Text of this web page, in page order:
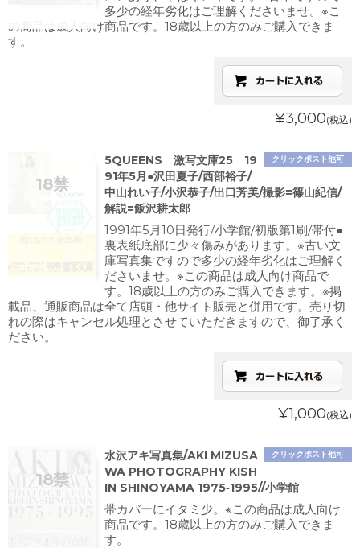
多少の経年劣化はご理解くださいませ。※こ
の商品は成人向け商品です。18歳以上の方のみご購入できま
す。
¥3,000(税込)
クリックポスト他可
5QUEENS 激写文庫25 19
91年5月●沢田夏子/西部裕子/
中山れい子/小沢恭子/出口芳美/撮影=篠山紀信/
解説=飯沢耕太郎
1991年5月10日発行/小学館/初版第1刷/帯付●
裏表紙底部に少々傷みがあります。※古い文
庫写真集ですので多少の経年劣化はご理解く
ださいませ。※この商品は成人向け商品で
す。18歳以上の方のみご購入できます。※掲
載品、通販商品は全て店頭・他サイト販売と併用です。売り切
れの際はキャンセル処理とさせていただきますので、御了承く
ださい。
¥1,000(税込)
クリックポスト他可
水沢アキ写真集/AKI MIZUSA
WA PHOTOGRAPHY KISH
IN SHINOYAMA 1975‐1995//小学館
帯カバーにイタミ少。※この商品は成人向け
商品です。18歳以上の方のみご購入できま
す。